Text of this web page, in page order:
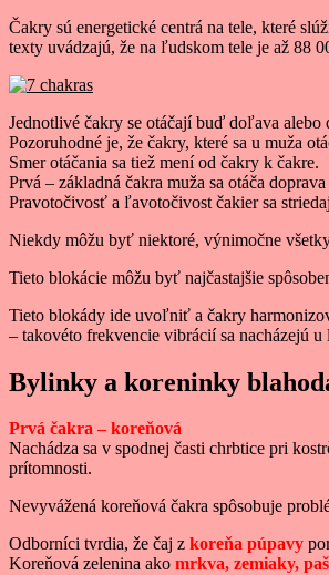
Čakry sú energetické centrá na tele, které
texty uvádzajú, že na ľudskom tele je až 88
Jednotlivé čakry se otáčají buď doľava alebo
Pozoruhodné je, že čakry, které sa u muža
Smer otáčania sa tiež mení od čakry k čakre.
Prvá – základná čakra muža sa otáča
Pravotočivosť a ľavotočivost čakier sa
Niekdy môžu byť niektoré, výnimočne
Tieto blokácie môžu byť najčastajšie
Tieto blokády ide uvoľniť a čakry
– takovéto frekvencie vibrácií sa nacházejú
Bylinky a koreninky
Prvá čakra – koreňová
Nachádza sa v spodnej časti chrbtice pri
prítomnosti.
Nevyvážená koreňová čakra spôsobuje
Odborníci tvrdia, že čaj z koreňa púpavy
Koreňová zelenina ako mrkva, zemiaky,